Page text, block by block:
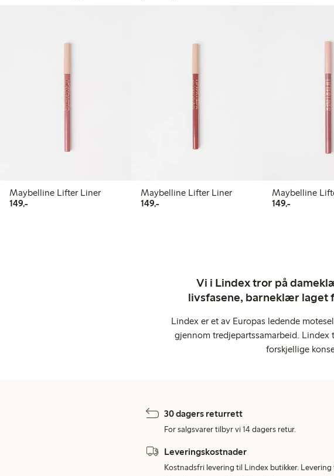
Maybelline Lifter Liner
149,-149,00 kr
Maybelline Lifter Liner
149,-149,00 kr
Maybelline
149,-149,00 kr
Vi i Lindex tror på
livsfasene, barneklær laget
Lindex er et av Europas ledende
gjennom tredjepartssamarbeid.
forskjellige
30 dagers returrett
For salgsvarer tilbyr vi 14 dagers retur.
Leveringskostnader
Kostnadsfri levering til Lindex butikker.